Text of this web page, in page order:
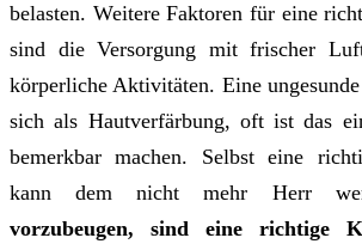
belasten. Weitere Faktoren für eine
sind die Versorgung mit frischer
körperliche Aktivitäten. Eine
sich als Hautverfärbung, oft ist das
bemerkbar machen. Selbst eine
kann dem nicht mehr Herr
vorzubeugen, sind eine richtige